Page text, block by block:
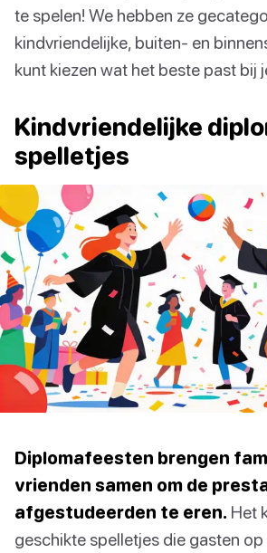
te spelen! We hebben ze
kindvriendelijke, buiten- en
kunt kiezen wat het beste past bij
Kindvriendelijke
spelletjes
Diplomafeesten brengen
vrienden samen om de
afgestudeerden te eren. Het
geschikte spelletjes die gasten